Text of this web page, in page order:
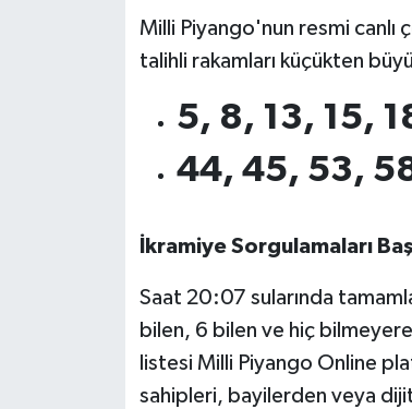
Milli Piyango'nun resmi canlı
talihli rakamları küçükten
5, 8, 13, 15,
44, 45, 53,
İkramiye Sorgulamaları
Saat 20:07 sularında
bilen, 6 bilen ve hiç
listesi Milli Piyango Online
sahipleri, bayilerden veya